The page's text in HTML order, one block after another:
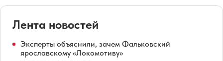
Лента новостей
Эксперты объяснили, зачем Фальковский
ярославскому «Локомотиву»